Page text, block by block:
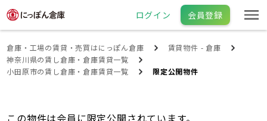
ログイン 会員登録
倉庫・工場の賃貸・売買はにっぽん倉庫
賃貸物件 - 倉庫
神奈川県の賃し倉庫・倉庫賃貸一覧
小田原市の賃し倉庫・倉庫賃貸一覧
限定公開物件
この物件は会員に限定公開されています。